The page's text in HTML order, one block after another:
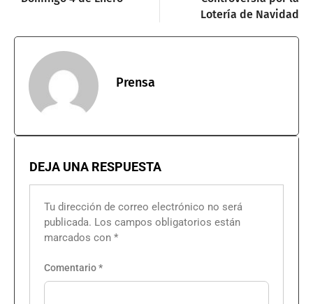
Lotería de Navidad
Prensa
DEJA UNA RESPUESTA
Tu dirección de correo electrónico no será
publicada. Los campos obligatorios están
marcados con *
Comentario*